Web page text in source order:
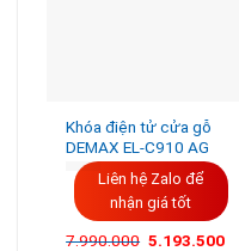
Khóa điện tử cửa gỗ
DEMAX EL-C910 AG
Liên hệ Zalo để
nhận giá tốt
7.990.000 Giá
5.193.500Giá